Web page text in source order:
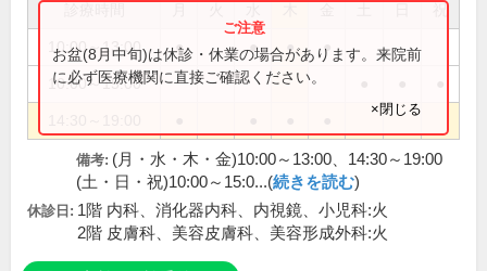
祝
10:00～13:00 ● ● ● ●
10:00～15:00
お盆(8月中旬)は休診・休業の場合があります。来院前
に必ず医療機関に直接ご確認ください。
×閉じる
備考: (月・水・木・金)10:00～13:00、14:30～19:00
(土・日・祝)10:00～15:0...(続きを読む)
休診日: 1階 内科、消化器内科、内視鏡、小児科:火
2階 皮膚科、美容皮膚科、美容形成外科:火